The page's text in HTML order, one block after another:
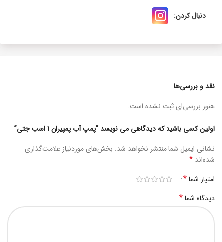
دنبال کردن:
نقد و بررسی‌ها
هنوز بررسی‌ای ثبت نشده است.
اولین کسی باشید که دیدگاهی می نویسد “پمپ آب پمپیران 1 اسب جتی”
نشانی ایمیل شما منتشر نخواهد شد. بخش‌های موردنیاز علامت‌گذاری
شده‌اند *
امتیاز شما*
دیدگاه شما*